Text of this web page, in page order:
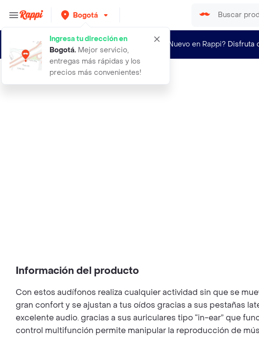
Bogotá
Ingresa tu dirección en
Bogotá. Mejor servicio,
entregas más rápidas y los
precios más convenientes!
¿Nuevo en Rappi? Disfruta
audifonos blue tooth
Información del producto
Con estos audífonos realiza cualquier actividad sin que se
gran confort y se ajustan a tus oídos gracias a sus pestañas
excelente audio. gracias a sus auriculares tipo “in-ear” que
control multifunción permite manipular la reproducción de